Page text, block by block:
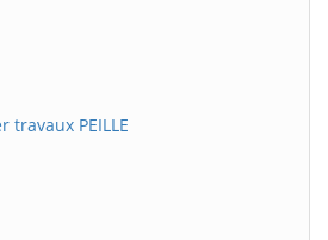
travaux PEILLE